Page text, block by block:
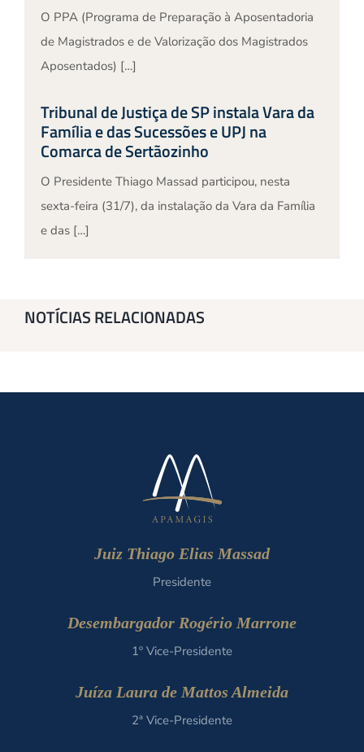
O PPA (Programa de Preparação à Aposentadoria
de Magistrados e de Valorização dos Magistrados
Aposentados) […]
Tribunal de Justiça de SP instala Vara da
Família e das Sucessões e UPJ na
Comarca de Sertãozinho
O Presidente Thiago Massad participou, nesta
sexta-feira (31/7), da instalação da Vara da Família
e das […]
NOTÍCIAS RELACIONADAS
Juiz Thiago Elias Massad
Presidente
Desembargador Rogério Marrone
1º Vice-Presidente
Juíza Laura de Mattos Almeida
2ª Vice-Presidente